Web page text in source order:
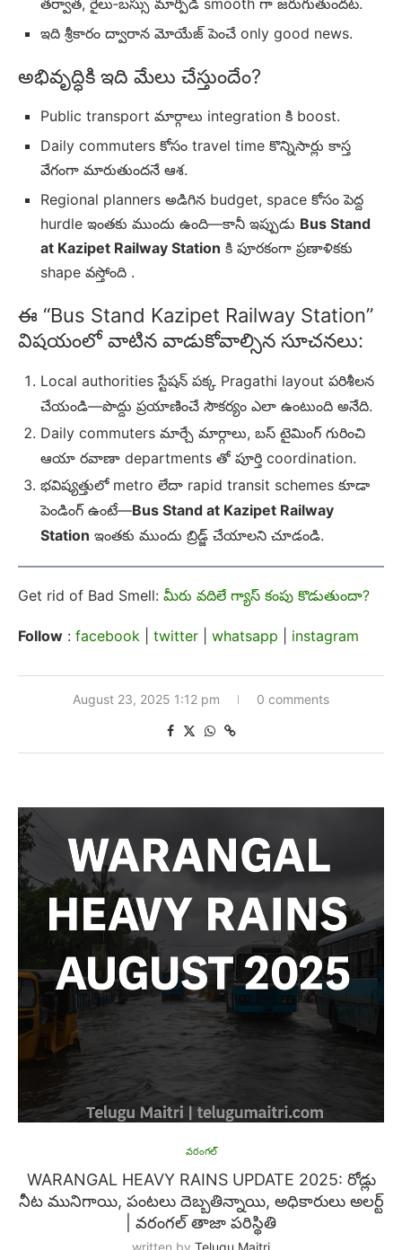
ఇది శ్రీకారం ద్వారాన మోయేజ్ పెంచే only good news.
అభివృద్ధికి ఇది మేలు చేస్తుందేం?
Public transport మార్గాలు integration కి boost.
Daily commuters కోసం travel time కొన్నిసార్లు కాస్త
వేగంగా మారుతుందనే ఆశ.
Regional planners అడిగిన budget, space కోసం పెద్ద
hurdle ఇంతకు ముందు ఉంది—కానీ ఇప్పుడు Bus Stand
at Kazipet Railway Station కి పూరకంగా ప్రణాళికకు
shape వస్తోంది .
ఈ “Bus Stand Kazipet Railway Station”
విషయంలో వాటిన వాడుకోవాల్సిన సూచనలు:
Local authorities స్టేషన్ పక్క Pragathi layout పరిశీలన
చేయండి—పొద్దు ప్రయాణించే సౌకర్యం ఎలా ఉంటుంది అనేది.
Daily commuters మార్చే మార్గాలు, బస్ టైమింగ్ గురించి
ఆయా రవాణా departments తో పూర్తి coordination.
భవిష్యత్తులో metro లేదా rapid transit schemes కూడా
పెండింగ్ ఉంటే—Bus Stand at Kazipet Railway
Station ఇంతకు ముందు బ్రిడ్జ్ చేయాలని చూడండి.
Get rid of Bad Smell: మీరు వదిలే గ్యాస్ కంపు కొడుతుందా?
Follow : facebook twitter whatsapp instagram
August 23, 2025 1:12 pm 0 comments
వరంగల్
WARANGAL HEAVY RAINS UPDATE 2025: రోడ్లు
నీట మునిగాయి, పంటలు దెబ్బతిన్నాయి, అధికారులు అలర్ట్
| వరంగల్ తాజా పరిస్థితి
written by Telugu Maitri